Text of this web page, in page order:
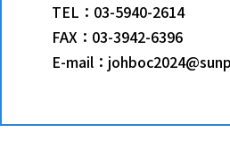
TEL：03-5940-2614
FAX：03-3942-6396
E-mail：